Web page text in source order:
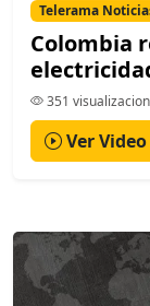
Telerama
Colombia
351
Ver Video